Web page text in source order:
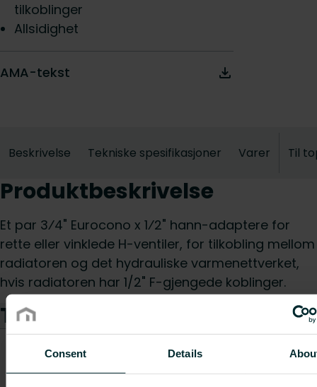
Consent Details
tilkoblinger
Allsidighet
AMA-tekst
Beskrivelse Tekniske spesifikasjoner Varer Til
Produktbeskrivelse
Et par 3⁄4" Eurocono x 1⁄2" hann-adaptere for
rette eller vinklede H-ventiler, for tilkobling mellom
radiatoren og det hydrauliske varmenettverket,
hvis radiatoren har 1/2" F-gjengede koblinger.
Tekniske spesifikasjoner
ETIM Class
reservedel til